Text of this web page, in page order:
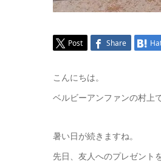
Post Share
こんにちは。
ベルビーアンファンの村上で
暑い日が続きますね。
先日、友人へのプレゼント